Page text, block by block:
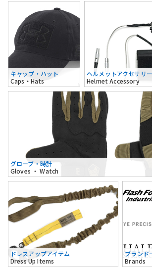
キャップ・ハット
Caps・Hats
ヘルメットアクセサリー
Helmet Accessory
グローブ・時計
Gloves ・ Watch
ドレスアップアイテム
Dress Up Items
ブランド
Brands